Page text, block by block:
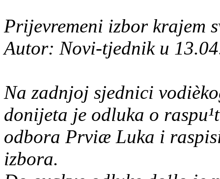
Prijevremeni izbor krajem
Autor: Novi-tjednik u
Na zadnjoj sjednici
donijeta je odluka o
odbora Prviæ Luka i
izbora.